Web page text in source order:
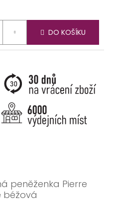
DO KOŠÍKU
peněženka Pierre
béžová